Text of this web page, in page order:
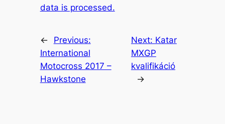
data is processed.
←
Previous:
International
Motocross 2017 –
Hawkstone
Next: Katar
MXGP
kvalifikáció
→